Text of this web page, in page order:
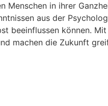
Menschen in ihrer
aus der
beeinflussen können.
machen die Zukunft